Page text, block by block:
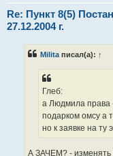
Re: Пункт 8(5)
27.12.2004 г.
Milita писал(а): ↑
Глеб:
а Людмила права
подарком омсу а
но к заявке на ту
А ЗАЧЕМ? - изменять